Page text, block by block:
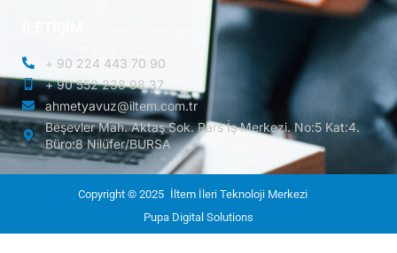
+ 90 224 443 70 90
+ 90 552 238 98 37
ahmetyavuz@iltem.com.tr
Beşevler Mah. Aktaş Sok. Pars İş Merkezi. No:5 Kat:4.
Büro:8 Nilüfer/BURSA
Copyright © 2025 İltem İleri Teknoloji Merkezi
Pupa Digital Solutions